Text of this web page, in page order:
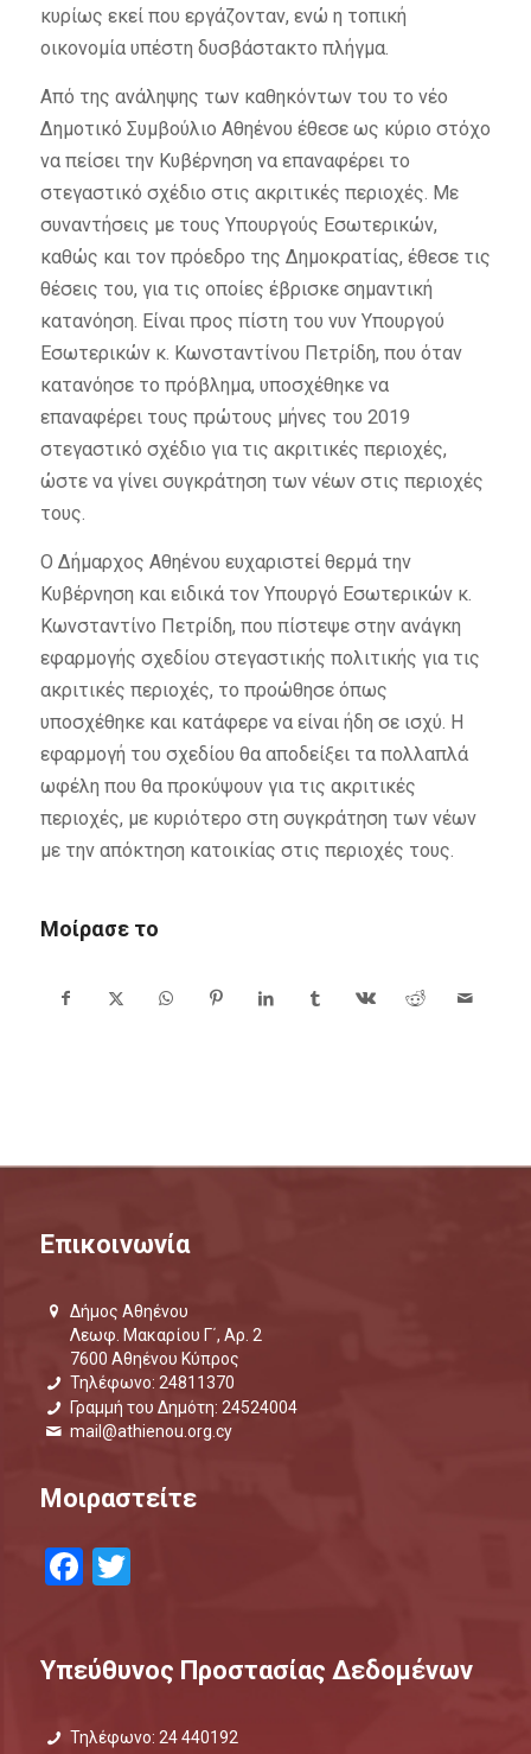
κυρίως εκεί που εργάζονταν, ενώ η τοπική
οικονομία υπέστη δυσβάστακτο πλήγμα.
Από της ανάληψης των καθηκόντων του το νέο
Δημοτικό Συμβούλιο Αθηένου έθεσε ως κύριο στόχο
να πείσει την Κυβέρνηση να επαναφέρει το
στεγαστικό σχέδιο στις ακριτικές περιοχές. Με
συναντήσεις με τους Υπουργούς Εσωτερικών,
καθώς και τον πρόεδρο της Δημοκρατίας, έθεσε τις
θέσεις του, για τις οποίες έβρισκε σημαντική
κατανόηση. Είναι προς πίστη του νυν Υπουργού
Εσωτερικών κ. Κωνσταντίνου Πετρίδη, που όταν
κατανόησε το πρόβλημα, υποσχέθηκε να
επαναφέρει τους πρώτους μήνες του 2019
στεγαστικό σχέδιο για τις ακριτικές περιοχές,
ώστε να γίνει συγκράτηση των νέων στις περιοχές
τους.
Ο Δήμαρχος Αθηένου ευχαριστεί θερμά την
Κυβέρνηση και ειδικά τον Υπουργό Εσωτερικών κ.
Κωνσταντίνο Πετρίδη, που πίστεψε στην ανάγκη
εφαρμογής σχεδίου στεγαστικής πολιτικής για τις
ακριτικές περιοχές, το προώθησε όπως
υποσχέθηκε και κατάφερε να είναι ήδη σε ισχύ. Η
εφαρμογή του σχεδίου θα αποδείξει τα πολλαπλά
ωφέλη που θα προκύψουν για τις ακριτικές
περιοχές, με κυριότερο στη συγκράτηση των νέων
με την απόκτηση κατοικίας στις περιοχές τους.
Μοίρασε το
Επικοινωνία
Δήμος Αθηένου
Λεωφ. Μακαρίου Γ΄, Αρ. 2
7600 Αθηένου Κύπρος
Τηλέφωνο: 24811370
Γραμμή του Δημότη: 24524004
mail@athienou.org.cy
Μοιραστείτε
Facebook
Twitter
Υπεύθυνος Προστασίας Δεδομένων
Τηλέφωνο: 24 440192